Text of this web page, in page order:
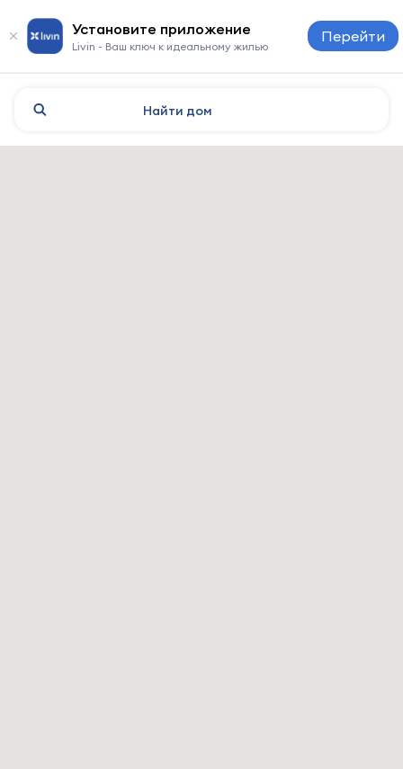
Установите приложение
Livin - Ваш ключ к идеальному жилью
Перейти
Найти дом
Kairouan: отели и жильё